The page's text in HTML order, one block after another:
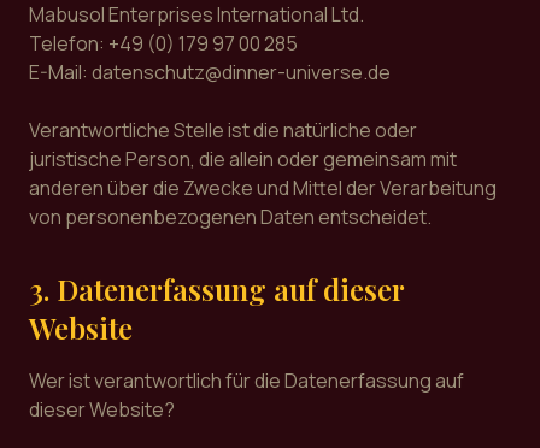
Mabusol Enterprises International Ltd.
Telefon: +49 (0) 179 97 00 285
E-Mail: datenschutz@dinner-universe.de
Verantwortliche Stelle ist die natürliche oder
juristische Person, die allein oder gemeinsam mit
anderen über die Zwecke und Mittel der Verarbeitung
von personenbezogenen Daten entscheidet.
3. Datenerfassung auf dieser
Website
Wer ist verantwortlich für die Datenerfassung auf
dieser Website?